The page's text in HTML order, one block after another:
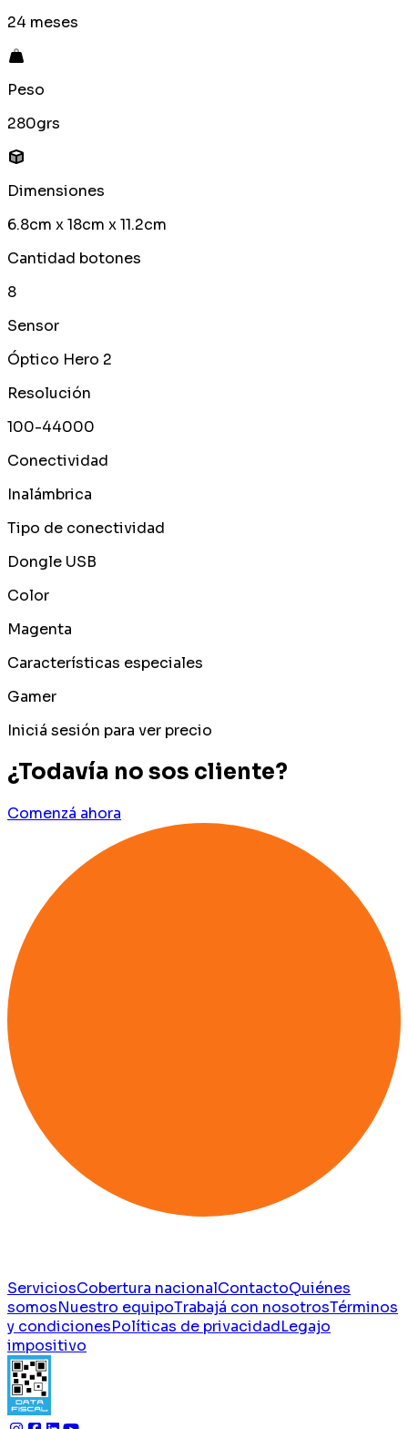
24 meses
Peso
280grs
Dimensiones
6.8cm x 18cm x 11.2cm
Cantidad botones
8
Sensor
Óptico Hero 2
Resolución
100-44000
Conectividad
Inalámbrica
Tipo de conectividad
Dongle USB
Color
Magenta
Características especiales
Gamer
Iniciá sesión para ver precio
¿Todavía no sos cliente?
Comenzá ahora
ServiciosCobertura nacionalContactoQuiénes
somosNuestro equipoTrabajá con nosotrosTérminos
y condicionesPolíticas de privacidadLegajo
impositivo